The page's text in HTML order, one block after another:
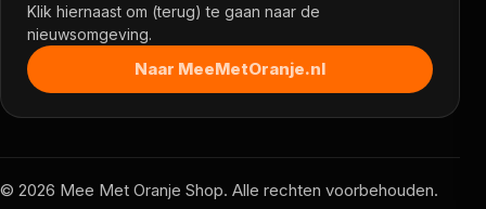
Klik hiernaast om (terug) te gaan naar de
nieuwsomgeving.
Naar MeeMetOranje.nl
© 2026 Mee Met Oranje Shop. Alle rechten voorbehouden.